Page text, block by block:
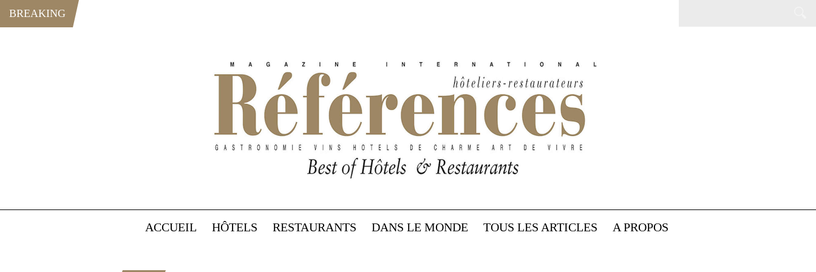
BREAKING
ACCUEIL HÔTELS RESTAURANTS DANS LE MONDE TOUS LES ARTICLES A PROPOS